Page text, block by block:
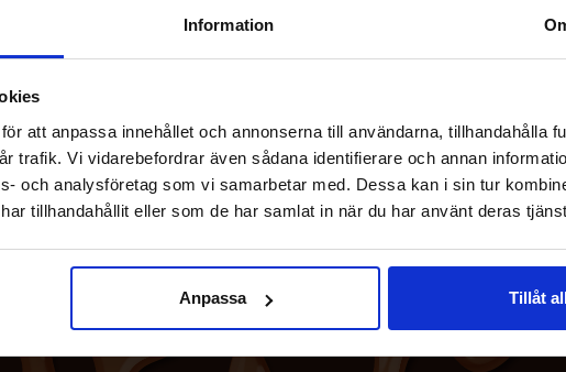
Information
att anpassa innehållet och annonserna till användarna, tillhandahålla
trafik. Vi vidarebefordrar även sådana identifierare och annan
och analysföretag som vi samarbetar med. Dessa kan i sin tur
tillhandahållit eller som de har samlat in när du har använt deras
Anpassa Tillåt